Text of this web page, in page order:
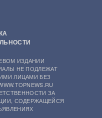
ИЗДАНИИ
НЕ ПОДЛЕЖАТ
ЛИЦАМИ БЕЗ
ЗА
СОДЕРЖАЩЕЙСЯ